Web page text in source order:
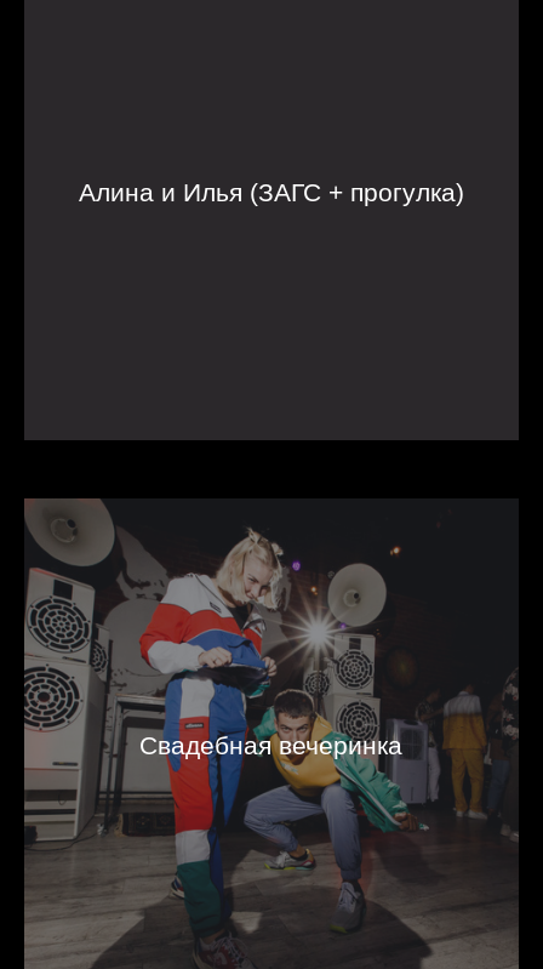
Алина и Илья (ЗАГС + прогулка)
Свадебная вечеринка